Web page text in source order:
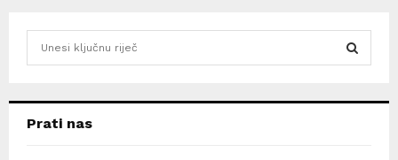
hPrati nas